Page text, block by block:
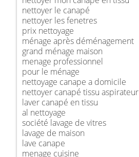
nettoyer le canapé
nettoyer les fenetres
prix nettoyage
ménage après déménagement
grand ménage maison
menage professionnel
pour le ménage
nettoyage canape a domicile
nettoyer canapé tissu aspirateur
laver canapé en tissu
al nettoyage
société lavage de vitres
lavage de maison
lave canape
menage cuisine